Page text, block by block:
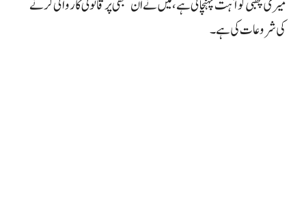
میری چھبی کو آہت پہنچائی ہے، میں نے ان سبھی پر قانونی کاروائی کرنے
کی شروعات کی ہے۔